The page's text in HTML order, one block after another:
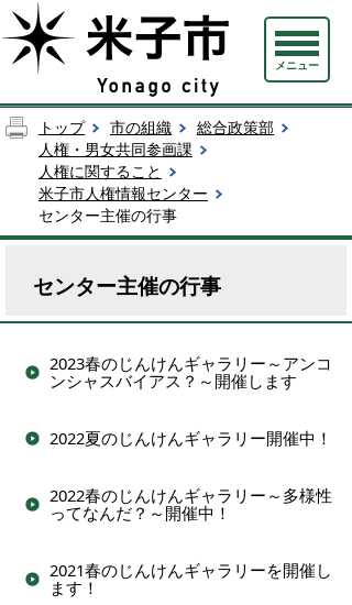
メニュー
トップ 市の組織
総合政策部
人権・男女共同参画課
人権に関すること
米子市人権情報センター
センター主催の行事
センター主催の行事
2023春のじんけんギャラリー～アンコ
ンシャスバイアス？～開催します
2022夏のじんけんギャラリー開催中！
2022春のじんけんギャラリー～多様性
ってなんだ？～開催中！
2021春のじんけんギャラリーを開催し
ます！